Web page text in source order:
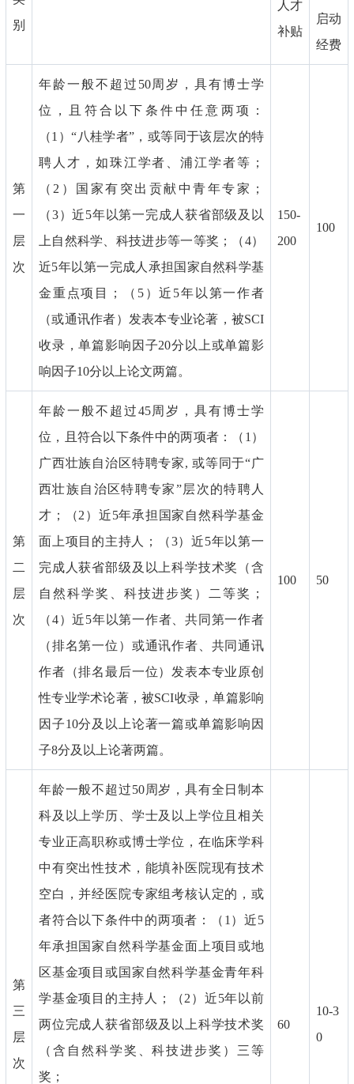
别
人才
补贴
启动
经费
第
一
层
次
年龄一般不超过50周岁，具有博士学
位，且符合以下条件中任意两项：
（1）“八桂学者”，或等同于该层次的特
聘人才，如珠江学者、浦江学者等；
（2）国家有突出贡献中青年专家；
（3）近5年以第一完成人获省部级及以
上自然科学、科技进步等一等奖；（4）
近5年以第一完成人承担国家自然科学基
金重点项目；（5）近5年以第一作者
（或通讯作者）发表本专业论著，被SCI
收录，单篇影响因子20分以上或单篇影
响因子10分以上论文两篇。
150-
200
100
第
二
层
次
年龄一般不超过45周岁，具有博士学
位，且符合以下条件中的两项者：（1）
广西壮族自治区特聘专家, 或等同于“广
西壮族自治区特聘专家”层次的特聘人
才；（2）近5年承担国家自然科学基金
面上项目的主持人；（3）近5年以第一
完成人获省部级及以上科学技术奖（含
自然科学奖、科技进步奖）二等奖；
（4）近5年以第一作者、共同第一作者
（排名第一位）或通讯作者、共同通讯
作者（排名最后一位）发表本专业原创
性专业学术论著，被SCI收录，单篇影响
因子10分及以上论著一篇或单篇影响因
子8分及以上论著两篇。
100 50
第
三
层
次
年龄一般不超过50周岁，具有全日制本
科及以上学历、学士及以上学位且相关
专业正高职称或博士学位，在临床学科
中有突出性技术，能填补医院现有技术
空白，并经医院专家组考核认定的，或
者符合以下条件中的两项者：（1）近5
年承担国家自然科学基金面上项目或地
区基金项目或国家自然科学基金青年科
学基金项目的主持人；（2）近5年以前
两位完成人获省部级及以上科学技术奖
（含自然科学奖、科技进步奖）三等
奖；
60
10-3
0